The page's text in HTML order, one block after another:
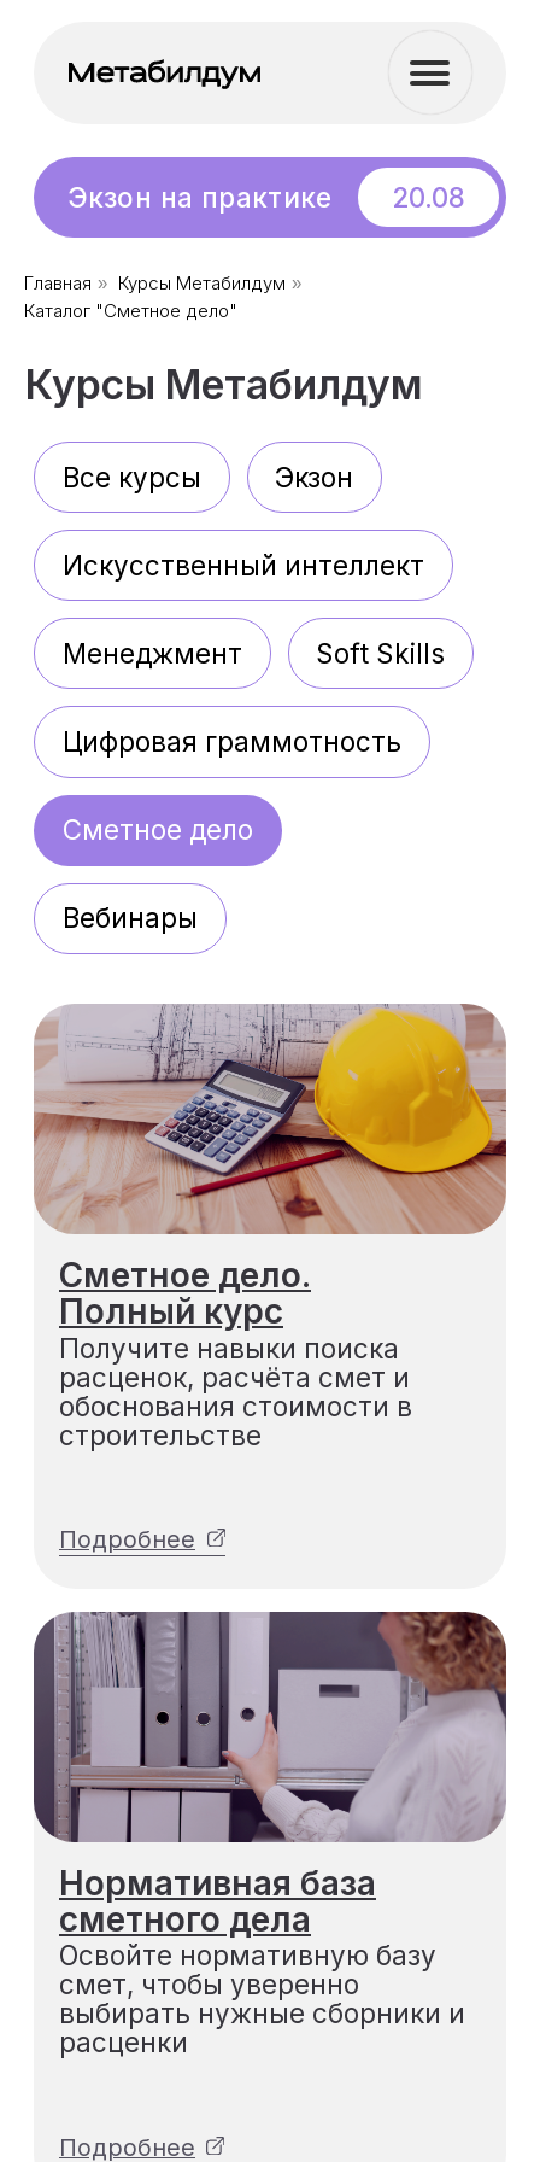
Бесплатный
Главная » Курсы Метабилдум »
Каталог "Сметное дело"
Курсы Метабилдум
Искусственный интеллект
Менеджмент Soft Skills
Цифровая граммотность
Сметное дело
Вебинары
Сметное дело.
Полный курс
обоснования стоимости в
строительстве
Подробнее
Нормативная база
сметного дела
Освойте нормативную базу
смет, чтобы уверенно
выбирать нужные сборники и
расценки
Подробнее
Ценообразование в
строительстве
Получите целостное
стоимости строительных
проектов
Подробнее